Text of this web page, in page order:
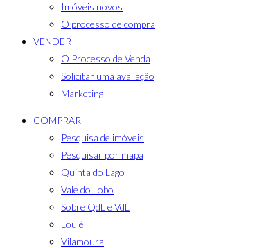
Imóveis novos
O processo de compra
VENDER
O Processo de Venda
Solicitar uma avaliação
Marketing
COMPRAR
Pesquisa de imóveis
Pesquisar por mapa
Quinta do Lago
Vale do Lobo
Sobre QdL e VdL
Loulé
Vilamoura